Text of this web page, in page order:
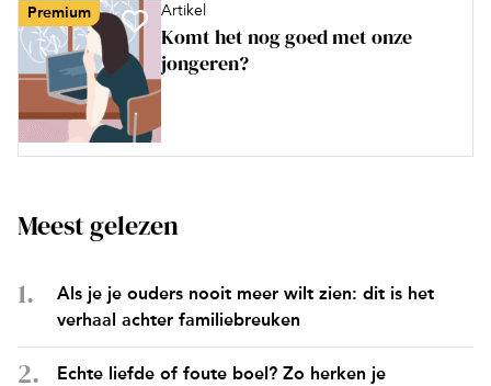
Premium Artikel
Komt het nog goed met onze
jongeren?
Meest gelezen
Als je je ouders nooit meer wilt zien: dit is het
verhaal achter familiebreuken
Echte liefde of foute boel? Zo herken je